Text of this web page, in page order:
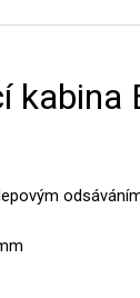
kabina